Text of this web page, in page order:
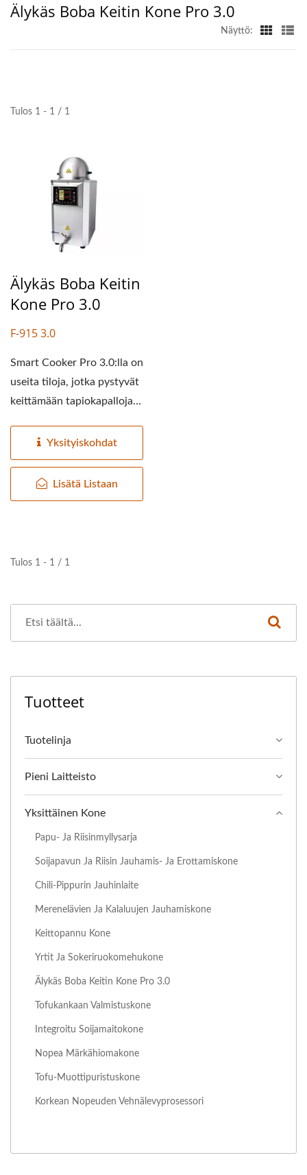
Älykäs Boba Keitin Kone Pro 3.0
Näyttö:
Tulos 1 - 1 / 1
Älykäs Boba Keitin
Kone Pro 3.0
F-915 3.0
Smart Cooker Pro 3.0:lla on
useita tiloja, jotka pystyvät
keittämään tapiokapalloja,
Yksityiskohdat
Lisätä Listaan
Tulos 1 - 1 / 1
Tuotteet
Tuotelinja
Pieni Laitteisto
Yksittäinen Kone
Papu- Ja Riisinmyllysarja
Soijapavun Ja Riisin Jauhamis- Ja Erottamiskone
Chili-Pippurin Jauhinlaite
Merenelävien Ja Kalaluujen Jauhamiskone
Keittopannu Kone
Yrtit Ja Sokeriruokomehukone
Älykäs Boba Keitin Kone Pro 3.0
Tofukankaan Valmistuskone
Integroitu Soijamaitokone
Nopea Märkähiomakone
Tofu-Muottipuristuskone
Korkean Nopeuden Vehnälevyprosessori